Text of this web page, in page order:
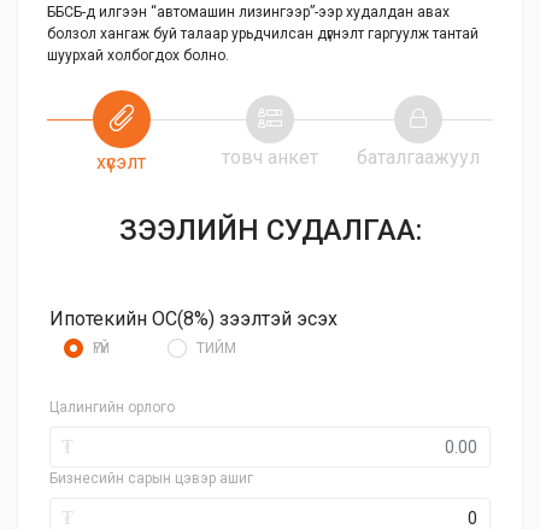
ББСБ-д илгээн “автомашин лизингээр”-ээр худалдан авах
болзол хангаж буй талаар урьдчилсан дүгнэлт гаргуулж тантай
шуурхай холбогдох болно.
хүсэлт товч анкет баталгаажуул
ЗЭЭЛИЙН СУДАЛГАА:
Ипотекийн ОС(8%) зээлтэй эсэх
ҮГҮЙ ТИЙМ
Цалингийн орлого
₮
Бизнесийн сарын цэвэр ашиг
₮